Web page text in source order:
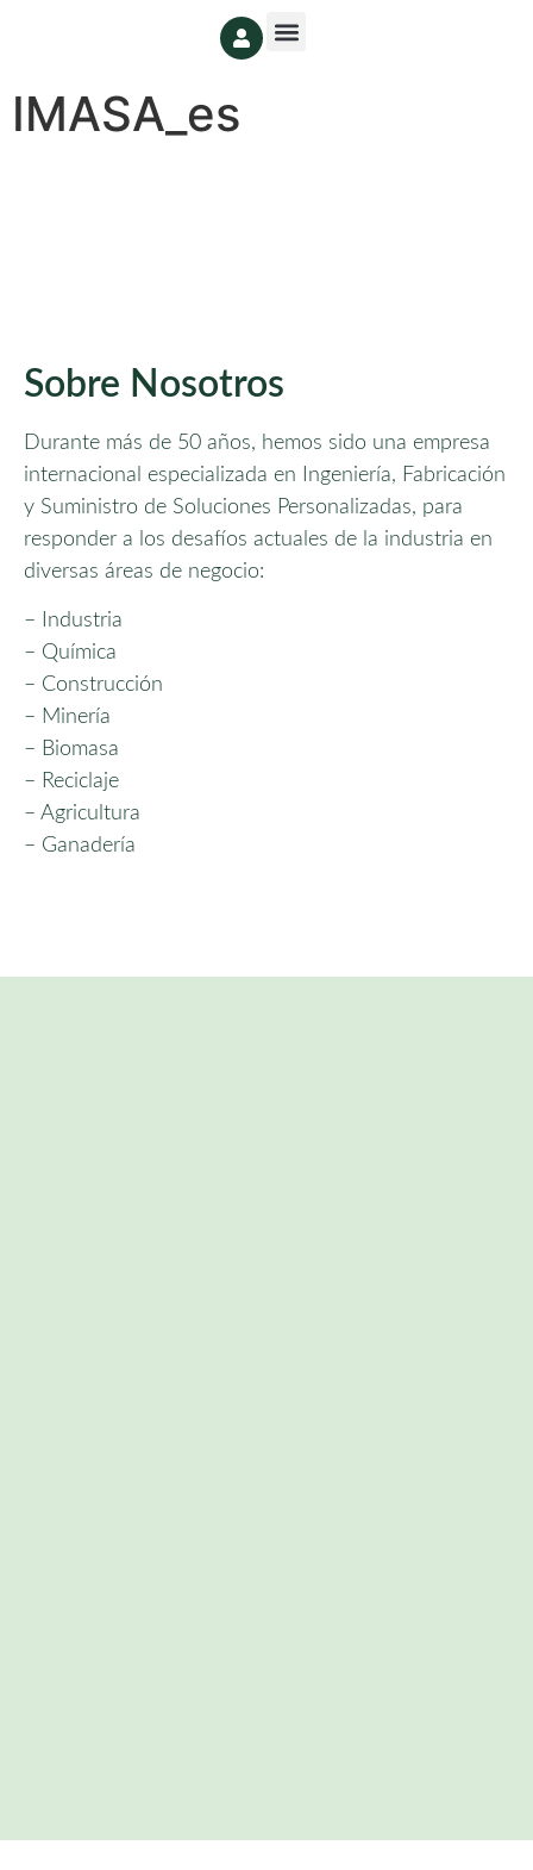
IMASA_es
Sobre Nosotros
Durante más de 50 años, hemos sido una empresa
internacional especializada en Ingeniería, Fabricación
y Suministro de Soluciones Personalizadas, para
responder a los desafíos actuales de la industria en
diversas áreas de negocio:
– Industria
– Química
– Construcción
– Minería
– Biomasa
– Reciclaje
– Agricultura
– Ganadería